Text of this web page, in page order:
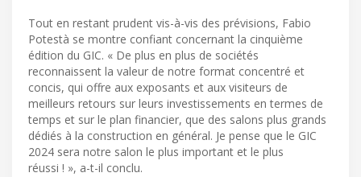
Tout en restant prudent vis-à-vis des prévisions, Fabio
Potestà se montre confiant concernant la cinquième
édition du GIC. « De plus en plus de sociétés
reconnaissent la valeur de notre format concentré et
concis, qui offre aux exposants et aux visiteurs de
meilleurs retours sur leurs investissements en termes de
temps et sur le plan financier, que des salons plus grands
dédiés à la construction en général. Je pense que le GIC
2024 sera notre salon le plus important et le plus
réussi ! », a-t-il conclu.